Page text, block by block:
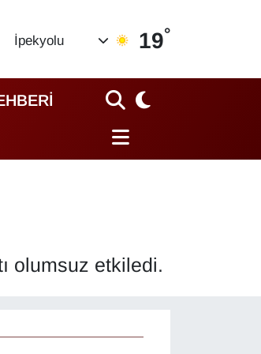
İpekyolu 19°
olumsuz etkiledi.